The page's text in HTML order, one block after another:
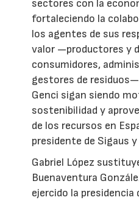
sectores con la
fortaleciendo la
los agentes de sus
valor —productores y
consumidores,
gestores de
Genci sigan siendo
sostenibilidad y
de los recursos en
presidente de Sigaus y
Gabriel López
Buenaventura
ejercido la presidencia